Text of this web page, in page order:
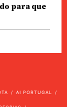
para que
AI PORTUGAL